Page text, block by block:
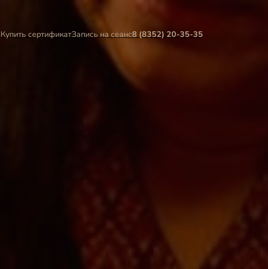
Купить сертификатЗапись на сеанс8 (8352) 20-35-35